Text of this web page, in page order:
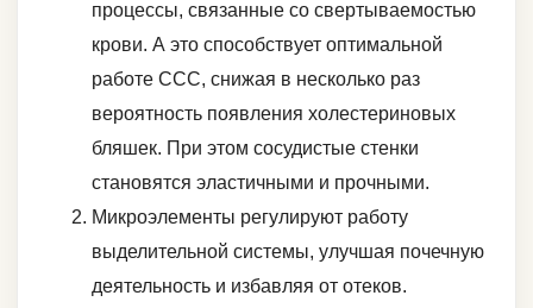
процессы, связанные со свертываемостью
крови. А это способствует оптимальной
работе ССС, снижая в несколько раз
вероятность появления холестериновых
бляшек. При этом сосудистые стенки
становятся эластичными и прочными.
Микроэлементы регулируют работу
выделительной системы, улучшая почечную
деятельность и избавляя от отеков.